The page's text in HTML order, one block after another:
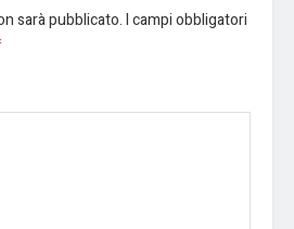
sarà pubblicato.I campi obbligatori